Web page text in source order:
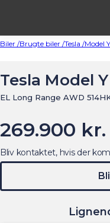
Biler /Brugte biler /Tesla /Model
Tesla Model Y
EL Long Range AWD
269.900 kr.
Bliv kontaktet, hvis der